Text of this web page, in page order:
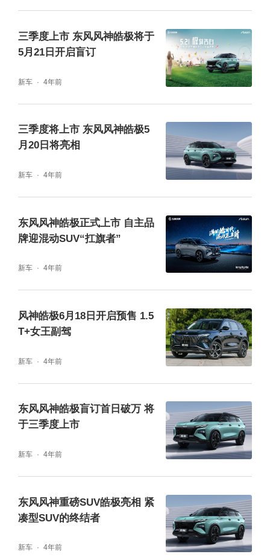
内敛了不少，大倾角的后挡风玻璃和贯穿式的
尾灯成为了视觉重心。保险杠下部的镀铬排气
管口主要还是装饰作用，保险杠内部的排气管
一提的是，我拿到的这辆试驾车装配了倍耐力
天蝎轮胎，轮胎尺寸为235/50 R19。
三季度上市 东风风神皓极将于
5月21日开启盲订
新车 4年前
三季度将上市 东风风神皓极5
月20日将亮相
新车 4年前
东风风神皓极正式上市 自主品
牌迎混动SUV“扛旗者”
新车 4年前
风神皓极6月18日开启预售 1.5
T+女王副驾
新车 4年前
东风风神皓极盲订首日破万 将
于三季度上市
新车 4年前
东风风神重磅SUV皓极亮相 紧
凑型SUV的终结者
新车 4年前